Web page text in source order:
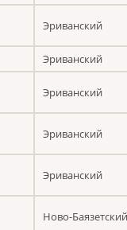
Эриванский
Эриванский
Эриванский
Эриванский
Эриванский
Ново-Баязетский